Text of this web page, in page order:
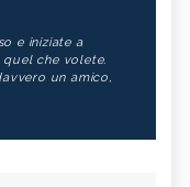
e iniziate a
che volete.
un amico,